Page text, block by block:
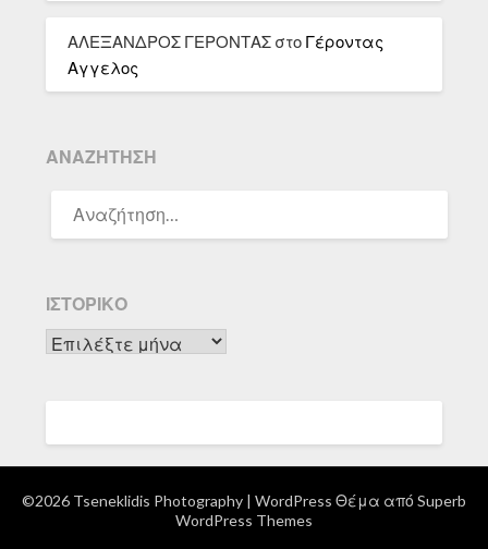
ΑΛΕΞΑΝΔΡΟΣ ΓΕΡΟΝΤΑΣ στο Γέροντας
Αγγελος
ΑΝΑΖΉΤΗΣΗ
ΓΙΑ:
ΙΣΤΟΡΙΚΌ
Ιστορικό
©2026 Tseneklidis Photography | WordPress Θέμα από Superb
WordPress Themes